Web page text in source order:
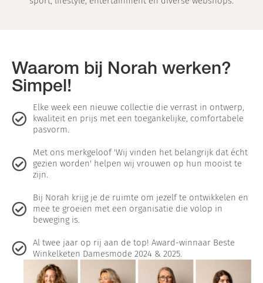
Waarom bij Norah werken?
Simpel!
Elke week een nieuwe collectie die verrast in ontwerp,
kwaliteit en prijs met een toegankelijke, comfortabele
pasvorm.
Met ons merkgeloof 'Wij vinden het belangrijk dat écht
gezien worden' helpen wij vrouwen op hun mooist te
zijn.
Bij Norah krijg je de ruimte om jezelf te ontwikkelen en
mee te groeien met een organisatie die volop in
beweging is.
Al twee jaar op rij aan de top! Award-winnaar Beste
Winkelketen Damesmode 2024 & 2025.